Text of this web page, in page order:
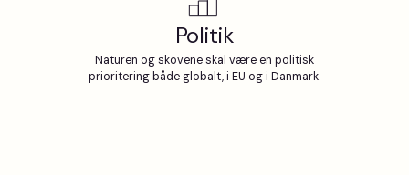
Politik
Naturen og skovene skal være en politisk
prioritering både globalt, i EU og i Danmark.